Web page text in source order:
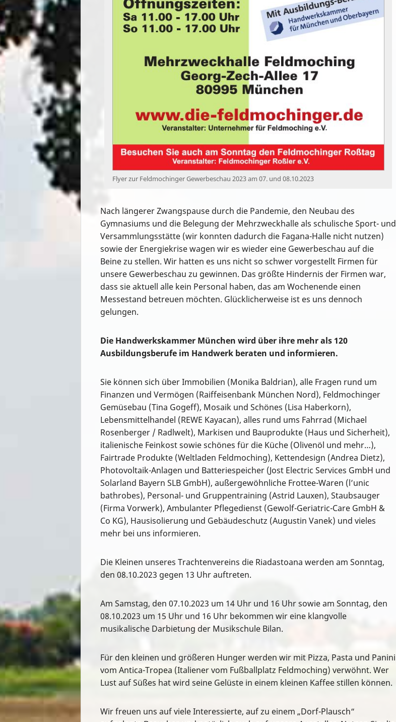
Flyer zur Feldmochinger Gewerbeschau 2023 am 07. und 08.10.2023
Nach längerer Zwangspause durch die Pandemie, den Neubau des
Gymnasiums und die Belegung der Mehrzweckhalle als schulische Sport- und
Versammlungsstätte (wir konnten dadurch die Fagana-Halle nicht nutzen)
sowie der Energiekrise wagen wir es wieder eine Gewerbeschau auf die
Beine zu stellen. Wir hatten es uns nicht so schwer vorgestellt Firmen für
unsere Gewerbeschau zu gewinnen. Das größte Hindernis der Firmen war,
dass sie aktuell alle kein Personal haben, das am Wochenende einen
Messestand betreuen möchten. Glücklicherweise ist es uns dennoch
gelungen.
Die Handwerkskammer München wird über ihre mehr als 120
Ausbildungsberufe im Handwerk beraten und informieren.
Sie können sich über Immobilien (Monika Baldrian), alle Fragen rund um
Finanzen und Vermögen (Raiffeisenbank München Nord), Feldmochinger
Gemüsebau (Tina Gogeff), Mosaik und Schönes (Lisa Haberkorn),
Lebensmittelhandel (REWE Kayacan), alles rund ums Fahrrad (Michael
Rosenberger / Radlwelt), Markisen und Bauprodukte (Haus und Sicherheit),
italienische Feinkost sowie schönes für die Küche (Olivenöl und mehr…),
Fairtrade Produkte (Weltladen Feldmoching), Kettendesign (Andrea Dietz),
Photovoltaik-Anlagen und Batteriespeicher (Jost Electric Services GmbH und
Solarland Bayern SLB GmbH), außergewöhnliche Frottee-Waren (l’unic
bathrobes), Personal- und Gruppentraining (Astrid Lauxen), Staubsauger
(Firma Vorwerk), Ambulanter Pflegedienst (Gewolf-Geriatric-Care GmbH &
Co KG), Hausisolierung und Gebäudeschutz (Augustin Vanek) und vieles
mehr bei uns informieren.
Die Kleinen unseres Trachtenvereins die Riadastoana werden am Sonntag,
den 08.10.2023 gegen 13 Uhr auftreten.
Am Samstag, den 07.10.2023 um 14 Uhr und 16 Uhr sowie am Sonntag, den
08.10.2023 um 15 Uhr und 16 Uhr bekommen wir eine klangvolle
musikalische Darbietung der Musikschule Bilan.
Für den kleinen und größeren Hunger werden wir mit Pizza, Pasta und Panini
vom Antica-Tropea (Italiener vom Fußballplatz Feldmoching) verwöhnt. Wer
Lust auf Süßes hat wird seine Gelüste in einem kleinen Kaffee stillen können.
Wir freuen uns auf viele Interessierte, auf zu einem „Dorf-Plausch“